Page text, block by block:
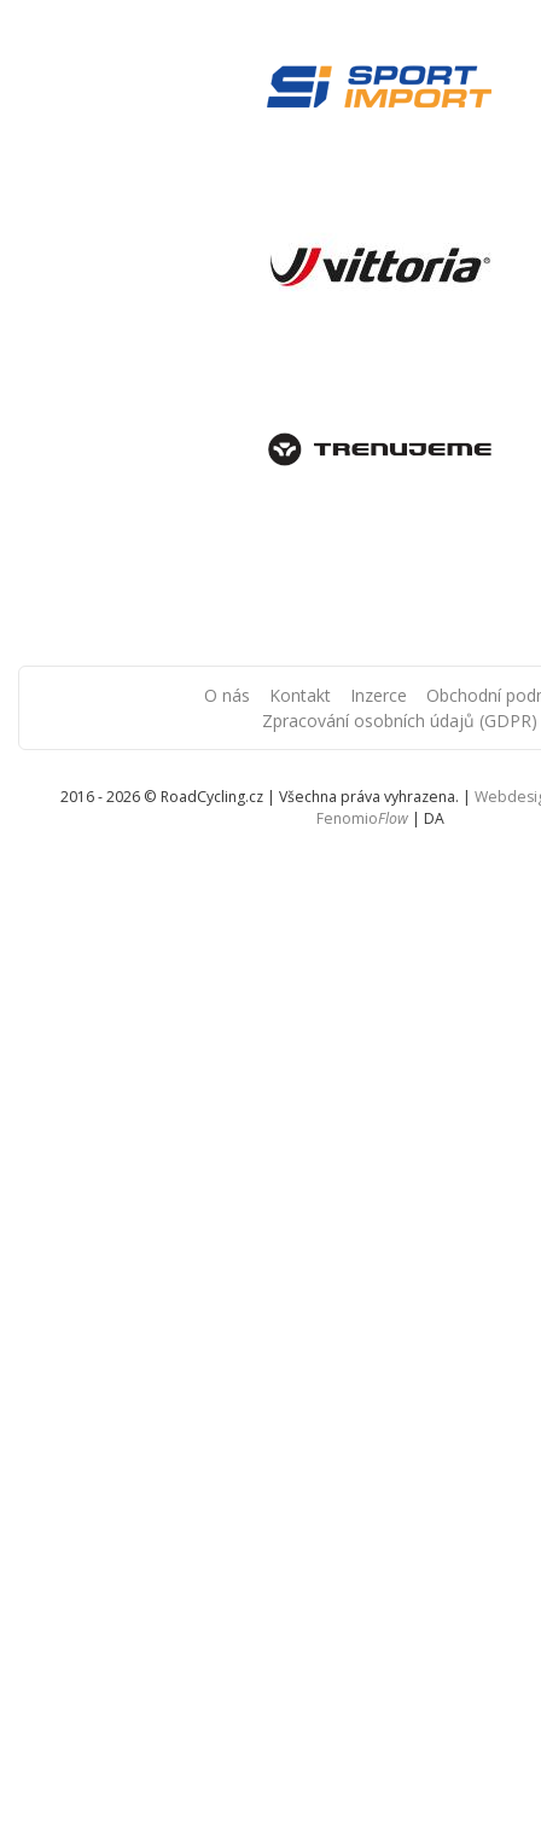
O nás Kontakt Inzerce
Obchodní
Zpracování osobních údajů (GDPR)
2016 - 2026 © RoadCycling.cz | Všechna práva vyhrazena. |
FenomioFlow | DA